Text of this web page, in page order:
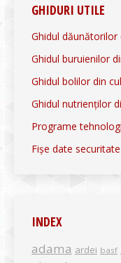
GHIDURI UTILE
Ghidul
Ghidul buruienilor
Ghidul bolilor din
Ghidul nutrienților
Programe
Fișe date securitate
INDEX
adama ardei basf